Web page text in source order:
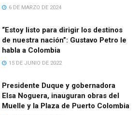
6 DE MARZO DE 2024
“Estoy listo para dirigir los destinos
de nuestra nación”: Gustavo Petro le
habla a Colombia
15 DE JUNIO DE 2022
Presidente Duque y gobernadora
Elsa Noguera, inauguran obras del
Muelle y la Plaza de Puerto Colombia